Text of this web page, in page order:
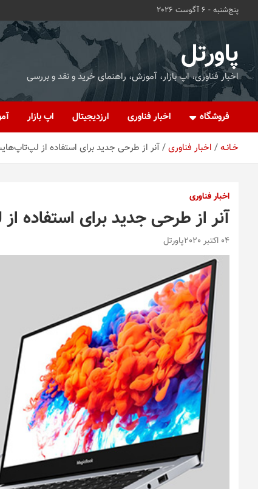
پنج‌شنبه - 6 آگوست 2026
پاورتل
اخبار فناوری، اپ بازار، آموزش، راهنمای خرید و نقد و بررسی
فروشگاه اخبار فناوری ارزدیجیتال اپ بازار
خـانـه اخبار فناوری آنر از طرحی جدید برای استفاده از
اخبار فناوری
آنر از طرحی جدید برای استفاده
04 اکتبر 2020 پاورتل